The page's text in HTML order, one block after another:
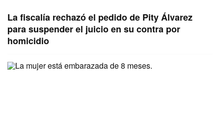
La fiscalía rechazó el pedido de Pity Álvarez
para suspender el juicio en su contra por
homicidio